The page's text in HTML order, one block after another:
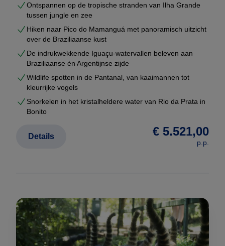
Vraag uw maatwerkreis aan
Wilt u een rondreis Brazilië die écht bij u past?
Vraag dan uw persoonlijke reisvoorstel aan. U
ontvangt een complete route met prijzen, hotels en
logistiek — volledig vrijblijvend.
Ontspannen op de tropische stranden van Ilha Grande
tussen jungle en zee
Hiken naar Pico do Mamanguá met panoramisch uitzicht
over de Braziliaanse kust
De indrukwekkende Iguaçu-watervallen beleven aan
Braziliaanse én Argentijnse zijde
Wildlife spotten in de Pantanal, van kaaimannen tot
kleurrijke vogels
Snorkelen in het kristalheldere water van Rio da Prata in
Bonito
€ 5.521,00
p.p.
Details